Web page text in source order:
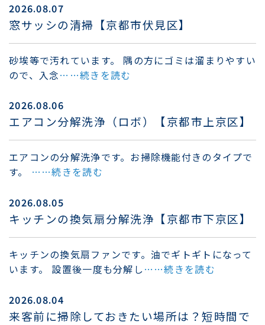
2026.08.07
窓サッシの清掃【京都市伏見区】
砂埃等で汚れています。 隅の方にゴミは溜まりやすい
ので、入念……続きを読む
2026.08.06
エアコン分解洗浄（ロボ）【京都市上京区】
エアコンの分解洗浄です。お掃除機能付きのタイプで
す。 ……続きを読む
2026.08.05
キッチンの換気扇分解洗浄【京都市下京区】
キッチンの換気扇ファンです。油でギトギトになって
います。 設置後一度も分解し ……続きを読む
2026.08.04
来客前に掃除しておきたい場所は？短時間で